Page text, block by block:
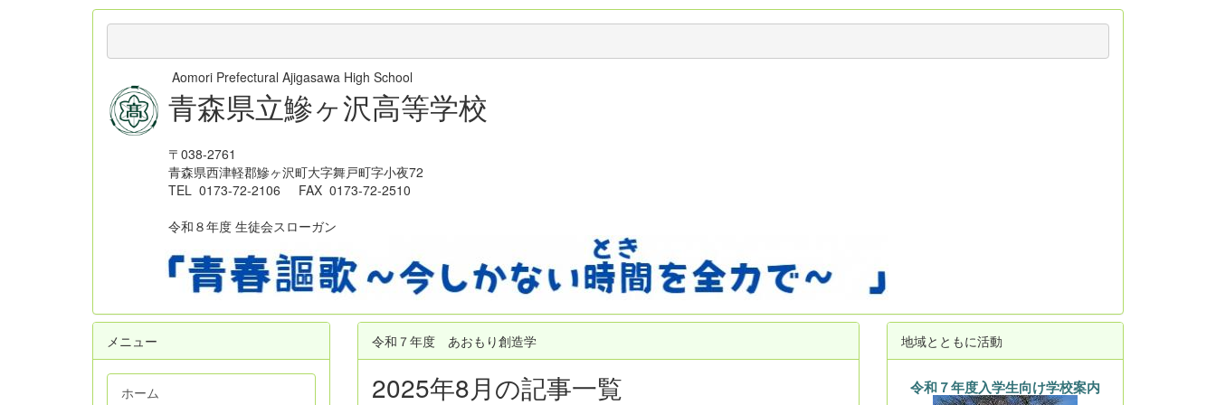
Aomori Prefectural Ajigasawa High School
青森県立鰺ヶ沢高等学校
〒038-2761
青森県西津軽郡鰺ヶ沢町大字舞戸町字小夜72
TEL 0173-72-2106 FAX 0173-72-2510
令和８年度 生徒会スローガン
令和７年度 あおもり創造学
2025年8月の記事一覧
メニュー
ホーム
地域とともに活動
令和７年度入学生向け学校案内